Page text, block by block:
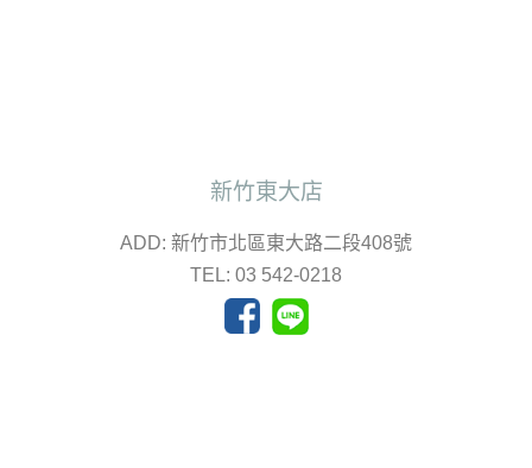
新竹東大店
ADD: 新竹市北區東大路二段408號
TEL: 03 542-0218